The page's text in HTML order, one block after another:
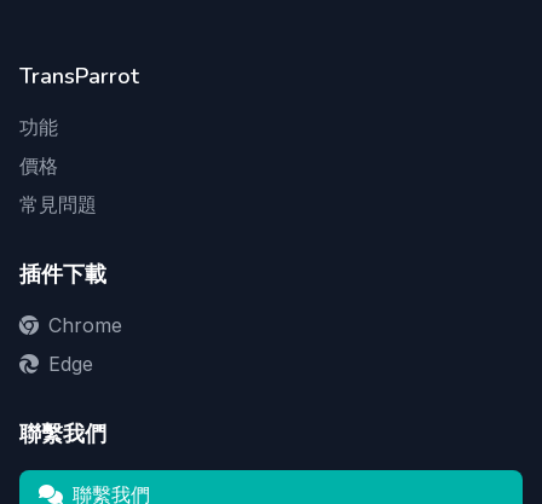
TransParrot
功能
價格
常見問題
插件下載
Chrome
Edge
聯繫我們
聯繫我們